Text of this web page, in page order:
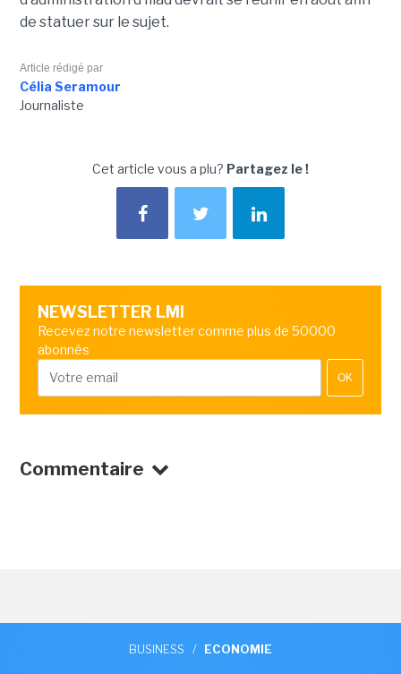
de statuer sur le sujet.
Article rédigé par
Célia Seramour
Journaliste
Cet article vous a plu? Partagez le !
NEWSLETTER LMI
Recevez notre newsletter comme plus de 50000
abonnés
OK
Commentaire
BUSINESS / ECONOMIE